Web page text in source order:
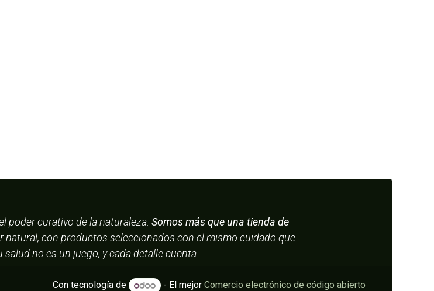
poder curativo de la naturaleza. Somos más que una tienda de
natural, con productos seleccionados con el mismo cuidado que
no es un juego, y cada detalle cuenta.
Con tecnología de - El mejor Comercio electrónico de código abierto